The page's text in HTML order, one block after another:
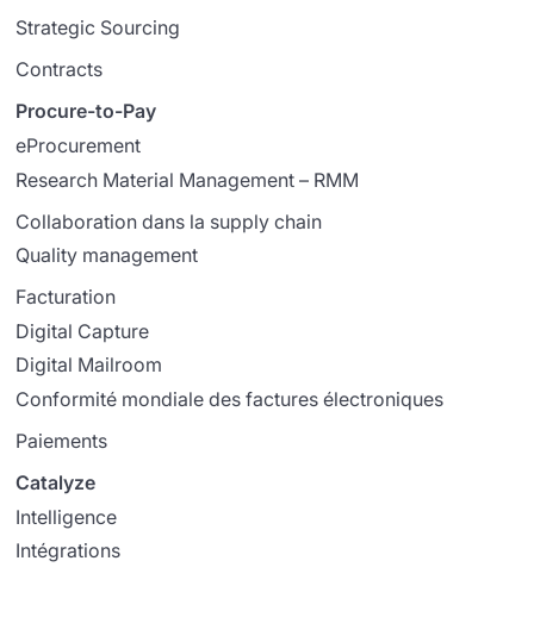
Strategic Sourcing
Contracts
Procure-to-Pay
eProcurement
Research Material Management – RMM
Collaboration dans la supply chain
Quality management
Facturation
Digital Capture
Digital Mailroom
Conformité mondiale des factures électroniques
Paiements
Catalyze
Intelligence
Intégrations